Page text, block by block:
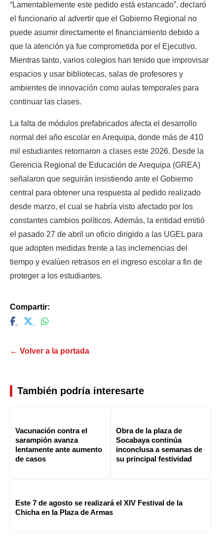
“Lamentablemente este pedido está estancado”, declaró
el funcionario al advertir que el Gobierno Regional no
puede asumir directamente el financiamiento debido a
que la atención ya fue comprometida por el Ejecutivo.
Mientras tanto, varios colegios han tenido que improvisar
espacios y usar bibliotecas, salas de profesores y
ambientes de innovación como aulas temporales para
continuar las clases.
La falta de módulos prefabricados afecta el desarrollo
normal del año escolar en Arequipa, donde más de 410
mil estudiantes retornaron a clases este 2026. Desde la
Gerencia Regional de Educación de Arequipa (GREA)
señalaron que seguirán insistiendo ante el Gobierno
central para obtener una respuesta al pedido realizado
desde marzo, el cual se habría visto afectado por los
constantes cambios políticos. Además, la entidad emitió
el pasado 27 de abril un oficio dirigido a las UGEL para
que adopten medidas frente a las inclemencias del
tiempo y evalúen retrasos en el ingreso escolar a fin de
proteger a los estudiantes.
Compartir:
← Volver a la portada
También podría interesarte
Vacunación contra el
sarampión avanza
lentamente ante aumento
de casos
Obra de la plaza de
Socabaya continúa
inconclusa a semanas de
su principal festividad
Este 7 de agosto se realizará el XIV Festival de la
Chicha en la Plaza de Armas